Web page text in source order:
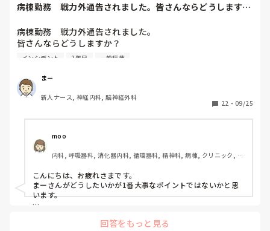
病棟勤務　戦力外通告されました。皆さんならどうします
病棟勤務　戦力外通告されました。
皆さんならどうしますか？
2年目です。1年目はゆるい部署にいましたが、人間関係が原
からの人間関係は良好です。
ですが、異動してから薬剤に関するインシデントを4件ほど
起こし、優先順位や多重課題ができていないのでは？という
い』『一人を持って看護のつながりを持って』ということで
受け持ち1人になりました。
複数受け持ちに戻るよう、1ヶ月間1年目のように勉強したり
と業務に臨んできました。
そして最近師長さんに『君は病棟勤務よりも外来とか健診セ
ンターとかのほうがいいのでは？ウチの部署もスタッフが足
りないから育てる余裕が足りない。前向きに捉えて看護師は
いろんな働き方あるよ』と部署は決まってませんが、異動確
インシデント 2年目 一般病棟
まー
新人ナース, 神経内科, 脳神経外科
22 ・ 09/25
moo
内科, 呼吸器科, 消化器内科, 循環器科, 精神科, 病棟, クリニック, リ
こんにちは、お疲れさまです。
まーさんがどうしたいかが1番大事なポイントではないかと思
います。
アややることが多くて忙しくても、人間関係は良好でも、どう
回答をもっと見る